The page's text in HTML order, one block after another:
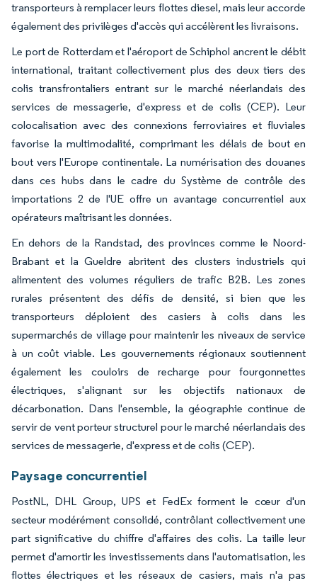
transporteurs à remplacer leurs flottes diesel, mais leur accorde
également des privilèges d'accès qui accélèrent les livraisons.
Le port de Rotterdam et l'aéroport de Schiphol ancrent le débit
international, traitant collectivement plus des deux tiers des
colis transfrontaliers entrant sur le marché néerlandais des
services de messagerie, d'express et de colis (CEP). Leur
colocalisation avec des connexions ferroviaires et fluviales
favorise la multimodalité, comprimant les délais de bout en
bout vers l'Europe continentale. La numérisation des douanes
dans ces hubs dans le cadre du Système de contrôle des
importations 2 de l'UE offre un avantage concurrentiel aux
opérateurs maîtrisant les données.
En dehors de la Randstad, des provinces comme le Noord-
Brabant et la Gueldre abritent des clusters industriels qui
alimentent des volumes réguliers de trafic B2B. Les zones
rurales présentent des défis de densité, si bien que les
transporteurs déploient des casiers à colis dans les
supermarchés de village pour maintenir les niveaux de service
à un coût viable. Les gouvernements régionaux soutiennent
également les couloirs de recharge pour fourgonnettes
électriques, s'alignant sur les objectifs nationaux de
décarbonation. Dans l'ensemble, la géographie continue de
servir de vent porteur structurel pour le marché néerlandais des
services de messagerie, d'express et de colis (CEP).
Paysage concurrentiel
PostNL, DHL Group, UPS et FedEx forment le cœur d'un
secteur modérément consolidé, contrôlant collectivement une
part significative du chiffre d'affaires des colis. La taille leur
permet d'amortir les investissements dans l'automatisation, les
flottes électriques et les réseaux de casiers, mais n'a pas